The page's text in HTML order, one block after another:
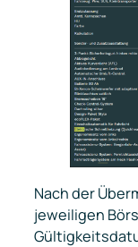
Nach der
jeweiligen